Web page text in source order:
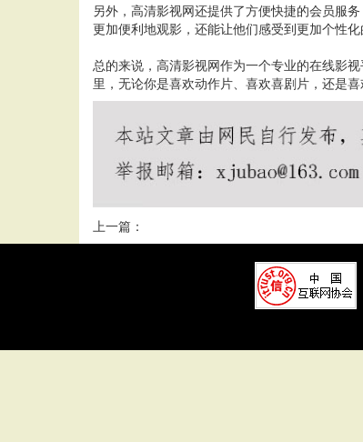
另外，高清影视网还提供了方便快捷的会员服
更加便利地观影，还能让他们感受到更加个性
总的来说，高清影视网作为一个专业的在线影
里，无论你是喜欢动作片、喜欢喜剧片，还是
上一篇：